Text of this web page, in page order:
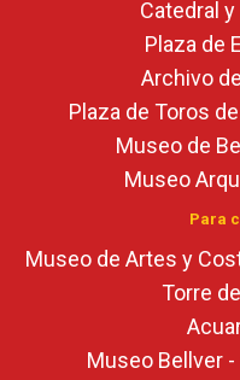
Catedral
Plaza de
Archivo
Plaza de Toros
Museo de
Museo
Para
Museo de Artes y
Torre
Museo Bellver -